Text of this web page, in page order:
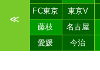
≪
FC東京
東京V
藤枝
名古屋
愛媛
今治